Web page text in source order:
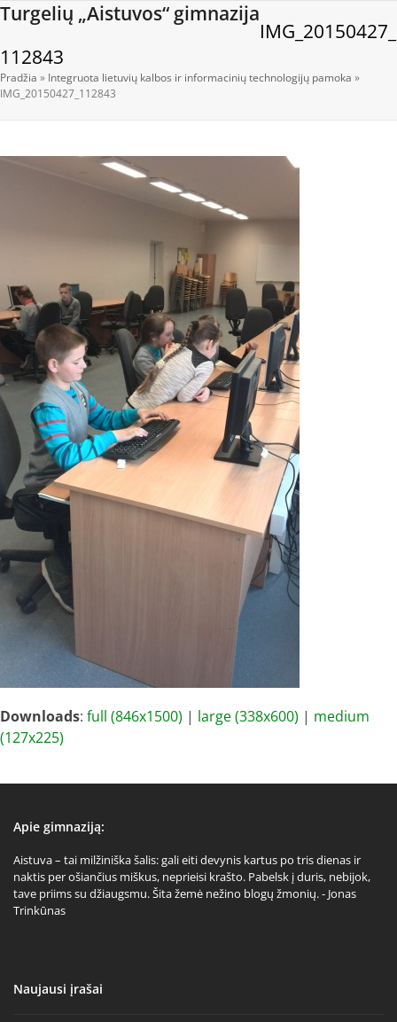
Skip
content
Turgelių „Aistuvos“ gimnazija
Open
menu
Close
menu
IMG_20150427_
112843
Pradžia » Integruota lietuvių kalbos ir informacinių technologijų pamoka »
IMG_20150427_112843
Downloads: full (846x1500) | large (338x600) | medium
(127x225)
Apie gimnaziją:
Aistuva – tai milžiniška šalis: gali eiti devynis kartus po tris dienas ir
naktis per ošiančius miškus, neprieisi krašto. Pabelsk į duris, nebijok,
tave priims su džiaugsmu. Šita žemė nežino blogų žmonių. - Jonas
Trinkūnas
Naujausi įrašai